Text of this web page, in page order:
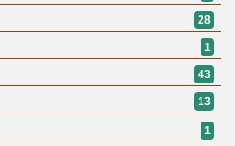
28
1
43
13
1